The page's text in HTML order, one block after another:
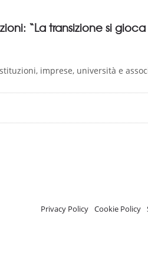
“La transizione si
imprese, università e
Privacy Policy Cookie Policy